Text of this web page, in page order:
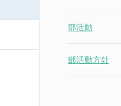
部活動
部活動方針